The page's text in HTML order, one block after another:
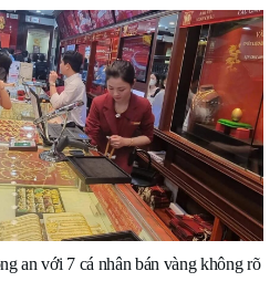
an với 7 cá nhân bán vàng không rõ